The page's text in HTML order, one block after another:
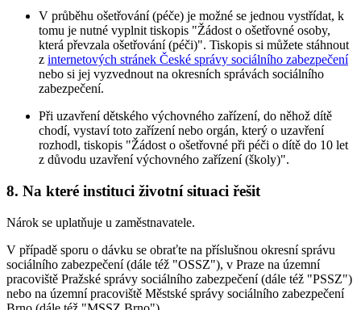
V průběhu ošetřování (péče) je možné se jednou vystřídat, k
tomu je nutné vyplnit tiskopis "Žádost o ošetřovné osoby,
která převzala ošetřování (péči)". Tiskopis si můžete stáhnout
z internetových stránek České správy sociálního zabezpečení
nebo si jej vyzvednout na okresních správách sociálního
zabezpečení.
Při uzavření dětského výchovného zařízení, do něhož dítě
chodí, vystaví toto zařízení nebo orgán, který o uzavření
rozhodl, tiskopis "Žádost o ošetřovné při péči o dítě do 10 let
z důvodu uzavření výchovného zařízení (školy)".
8. Na které instituci životní situaci řešit
Nárok se uplatňuje u zaměstnavatele.
V případě sporu o dávku se obraťte na příslušnou okresní správu
sociálního zabezpečení (dále též "OSSZ"), v Praze na územní
pracoviště Pražské správy sociálního zabezpečení (dále též "PSSZ")
nebo na územní pracoviště Městské správy sociálního zabezpečení